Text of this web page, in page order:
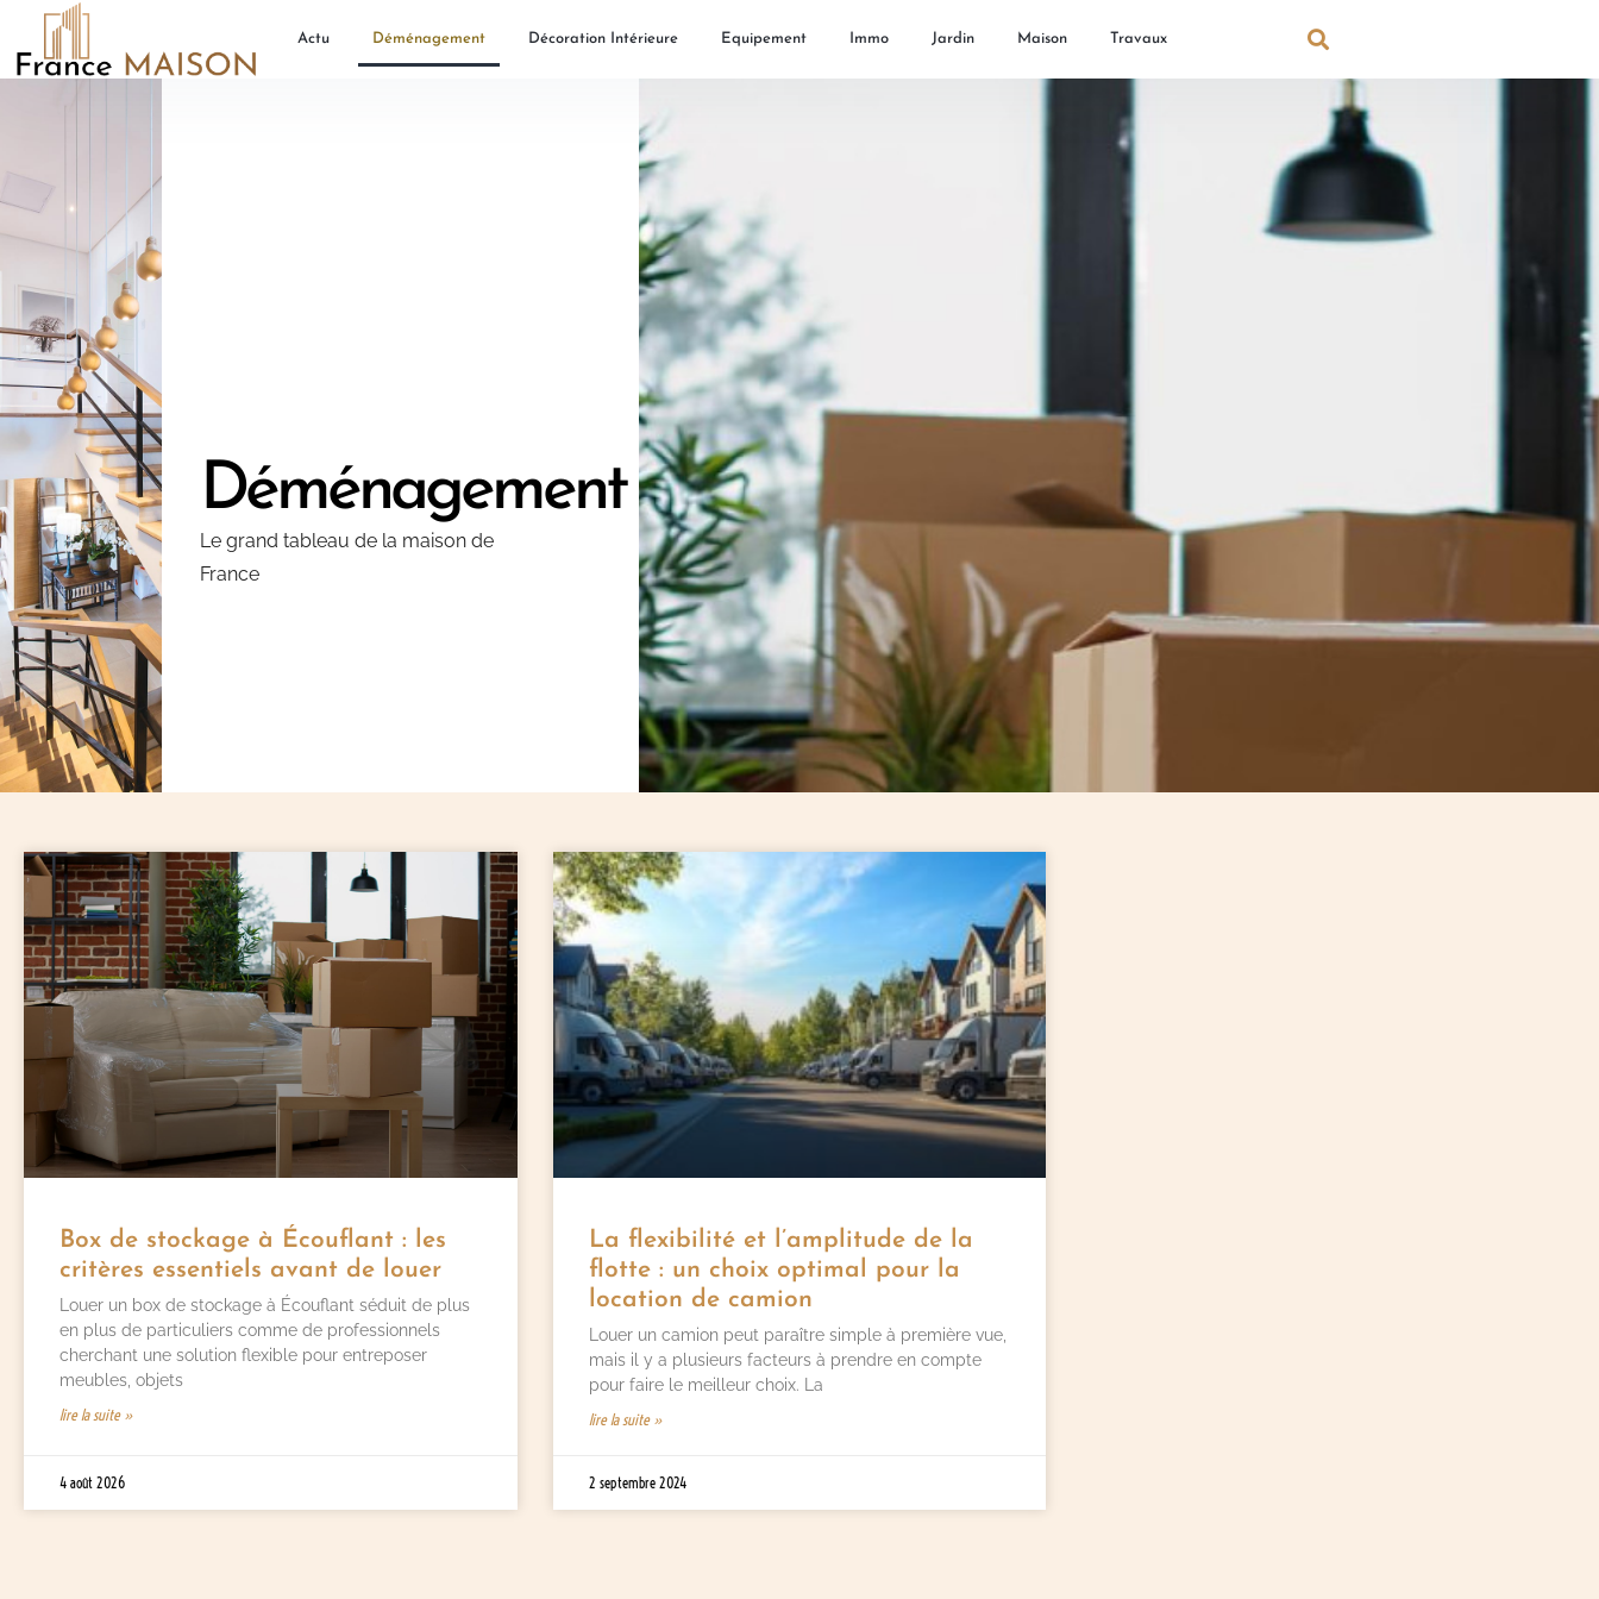
Actu Déménagement Décoration Intérieure Equipement Immo Jardin Maison Travaux
Déménagement
Le grand tableau de la maison de
France
Box de stockage à Écouflant : les
critères essentiels avant de louer
Louer un box de stockage à Écouflant séduit de plus
en plus de particuliers comme de professionnels
cherchant une solution flexible pour entreposer
meubles, objets
lire la suite »
4 août 2026
La flexibilité et l’amplitude de la
flotte : un choix optimal pour la
location de camion
Louer un camion peut paraître simple à première vue,
mais il y a plusieurs facteurs à prendre en compte
pour faire le meilleur choix. La
lire la suite »
2 septembre 2024